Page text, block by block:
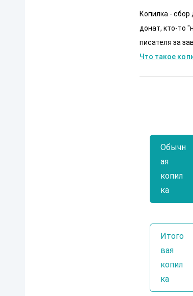
Копилка - сбор
донат, кто-то
писателя за
Что такое
Обычн
ая
копил
ка
Итого
вая
копил
ка